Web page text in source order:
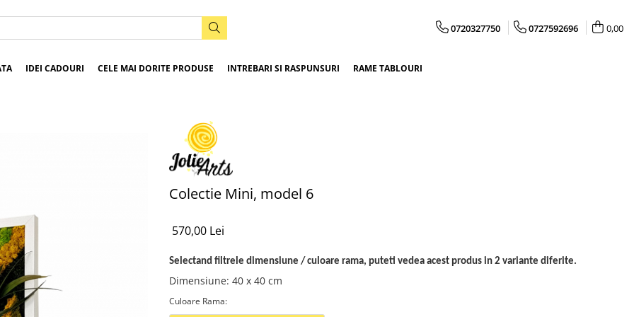
0720327750 0727592696 0,00
IDEI CADOURI CELE MAI DORITE PRODUSE INTREBARI SI RASPUNSURI RAME TABLOURI
Colectie Mini, model 6
570,00 Lei
Selectand filtrele dimensiune / culoare rama, puteti vedea acest produs in 2 variante diferite.
Dimensiune: 40 x 40 cm
Culoare Rama: